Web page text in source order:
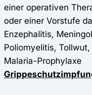
einer operativen
oder einer Vorstufe
Enzephalitis,
Poliomyelitis,
Malaria-Prophylaxe